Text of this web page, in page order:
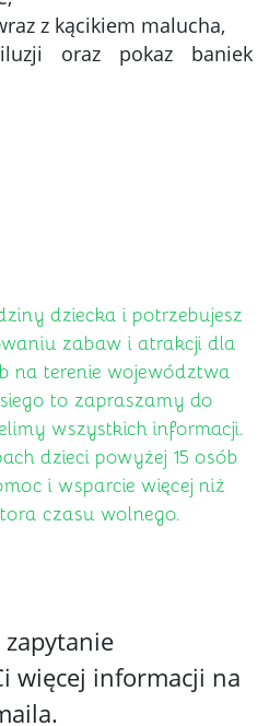
z kącikiem malucha,
oraz pokaz baniek
dziecka i potrzebujesz
zabaw i atrakcji dla
na terenie województwa
to zapraszamy do
wszystkich informacji.
dzieci powyżej 15 osób
i wsparcie więcej niż
czasu wolnego.
więcej informacji na